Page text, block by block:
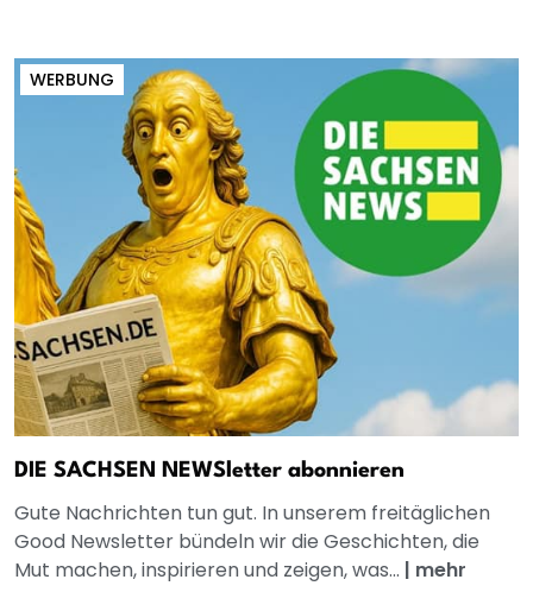
WERBUNG
DIE SACHSEN NEWSletter abonnieren
Gute Nachrichten tun gut. In unserem freitäglichen
Good Newsletter bündeln wir die Geschichten, die
Mut machen, inspirieren und zeigen, was... | mehr